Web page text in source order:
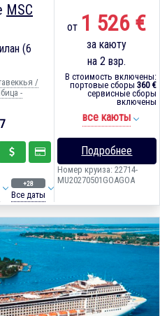
MSC
(6
/
-
+28
Все даты
от 1 526 €
за каюту
на 2 взр.
В стоимость включены:
портовые сборы 360 €
сервисные сборы
включены
все каюты
Подробнее
Номер круиза: 22714-
MU20270501GOAGOA